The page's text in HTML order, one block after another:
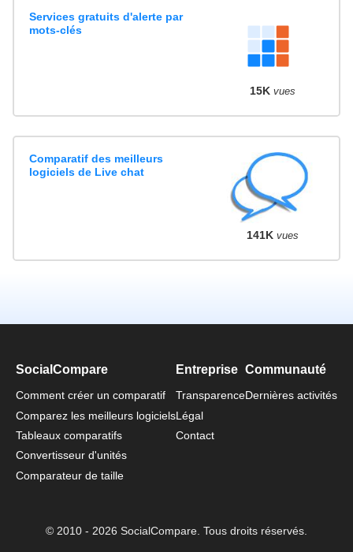
Services gratuits d'alerte par
mots-clés
15K vues
Comparatif des meilleurs
logiciels de Live chat
141K vues
SocialCompare
Comment créer un comparatif
Comparez les meilleurs logiciels
Tableaux comparatifs
Convertisseur d'unités
Comparateur de taille
Entreprise
Transparence
Légal
Contact
Communauté
Dernières activités
© 2010 - 2026 SocialCompare. Tous droits réservés.